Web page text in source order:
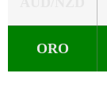
ORO